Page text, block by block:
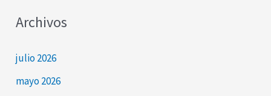
Archivos
julio 2026
mayo 2026